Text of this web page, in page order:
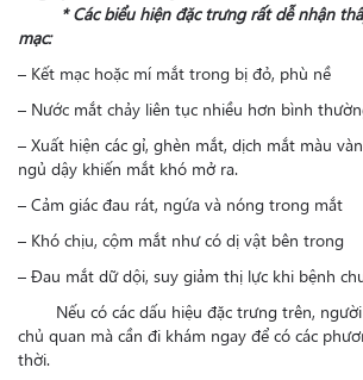
* Các biểu hiện đặc trưng rất dễ nhận
mạc:
– Kết mạc hoặc mí mắt trong bị đỏ, phù nề
– Nước mắt chảy liên tục nhiều hơn bình
– Xuất hiện các gỉ, ghèn mắt, dịch mắt màu
ngủ dậy khiến mắt khó mở ra.
– Cảm giác đau rát, ngứa và nóng trong mắt
– Khó chịu, cộm mắt như có dị vật bên trong
– Đau mắt dữ dội, suy giảm thị lực khi bệnh
Nếu có các dấu hiệu đặc trưng trên, người
chủ quan mà cần đi khám ngay để có các
thời.